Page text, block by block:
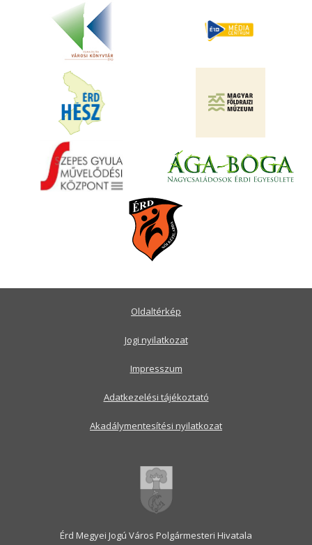
Érd Megyei Jogú Város Polgármesteri Hivatala
Oldaltérkép
Jogi nyilatkozat
Impresszum
Adatkezelési tájékoztató
Akadálymentesítési nyilatkozat